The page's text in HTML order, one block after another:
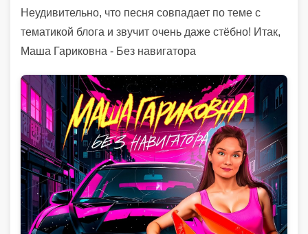
Неудивительно, что песня совпадает по теме с
тематикой блога и звучит очень даже стёбно! Итак,
Маша Гариковна - Без навигатора